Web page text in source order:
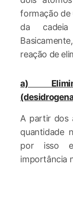
formação de
da
reação de
a)
A partir dos
quantidade
por isso
importância